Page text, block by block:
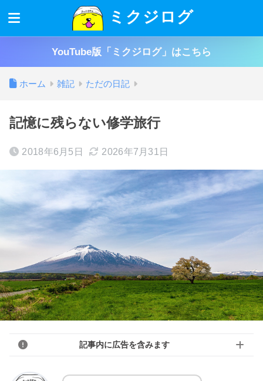
ミクジログ
YouTube版「ミクジログ」はこちら
ホーム 雑記 ただの日記
記憶に残らない修学旅行
2018年6月5日 2026年7月31日
記事内に広告を含みます